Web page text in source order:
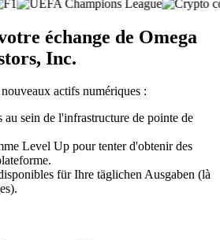
échange de Omega
Inc.
actifs numériques :
au sein de l'infrastructure de pointe de
Level Up pour tenter d'obtenir des
für Ihre täglichen Ausgaben (là